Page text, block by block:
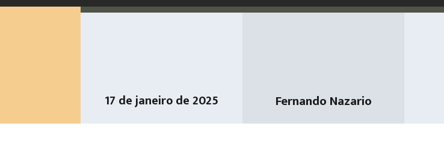
17 de janeiro de 2025 Fernando Nazario